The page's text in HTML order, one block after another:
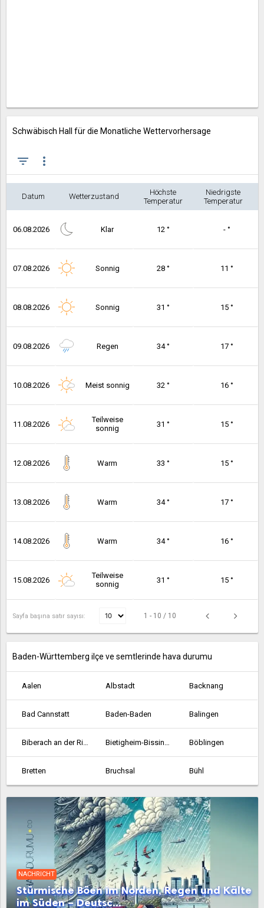
Schwäbisch Hall für die Monatliche Wettervorhersage
filter_list more_vert
Datum Wetterzustand
Höchste
Temperatur
Niedrigste
Temperatur
06.08.2026 Klar 12 ° - °
07.08.2026 Sonnig 28 ° 11 °
08.08.2026 Sonnig 31 ° 15 °
09.08.2026 Regen 34 ° 17 °
10.08.2026 Meist sonnig 32 ° 16 °
11.08.2026
Teilweise
sonnig
31 ° 15 °
12.08.2026 Warm 33 ° 15 °
13.08.2026 Warm 34 ° 17 °
14.08.2026 Warm 34 ° 16 °
15.08.2026
Teilweise
sonnig
31 ° 15 °
Sayfa başına satır sayısı: 1 - 10 / 10
Baden-Württemberg ilçe ve semtlerinde hava durumu
Aalen Albstadt Backnang
Bad Cannstatt Baden-Baden Balingen
Biberach an der Riss Bietigheim-Bissingen Böblingen
Bretten Bruchsal Bühl
Crailsheim Durlach Ehingen
Emmendingen Esslingen am Neckar Ettlingen
Fellbach Feuerbach Filderstadt
Freiburg im Breisgau Friedrichshafen Gaggenau
NACHRICHT
Stürmische Böen im Norden, Regen und Kälte
im Süden – Deutsc...